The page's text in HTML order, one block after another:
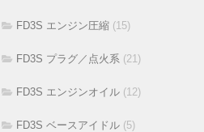
FD3S エンジン圧縮 (15)
FD3S プラグ／点火系 (21)
FD3S エンジンオイル (12)
FD3S ベースアイドル (5)